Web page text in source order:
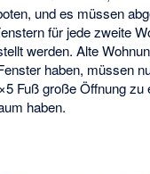
und es müssen
für jede zweite
werden. Alte
haben, müssen
Fuß große Öffnung zu
haben.